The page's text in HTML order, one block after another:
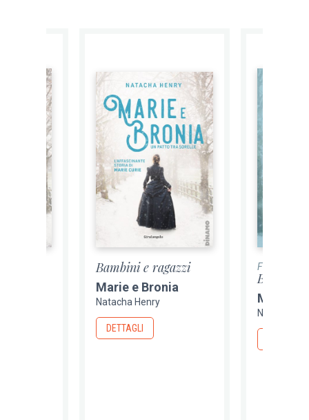
Bambini e ragazzi
Marie e Bronia
Natacha Henry
DETTAGLI
Fuori
Bambini
Marie e
Natacha